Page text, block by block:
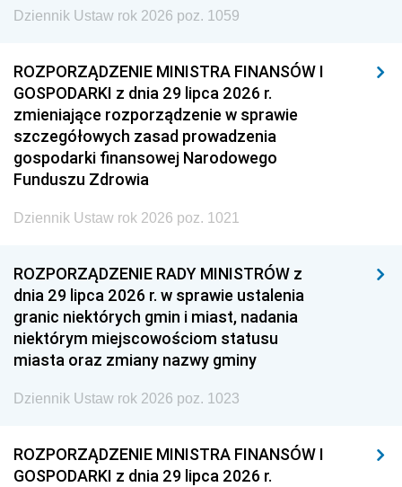
Dziennik Ustaw rok 2026 poz. 1059
ROZPORZĄDZENIE MINISTRA FINANSÓW I
GOSPODARKI z dnia 29 lipca 2026 r.
zmieniające rozporządzenie w sprawie
szczegółowych zasad prowadzenia
gospodarki finansowej Narodowego
Funduszu Zdrowia
Dziennik Ustaw rok 2026 poz. 1021
ROZPORZĄDZENIE RADY MINISTRÓW z
dnia 29 lipca 2026 r. w sprawie ustalenia
granic niektórych gmin i miast, nadania
niektórym miejscowościom statusu
miasta oraz zmiany nazwy gminy
Dziennik Ustaw rok 2026 poz. 1023
ROZPORZĄDZENIE MINISTRA FINANSÓW I
GOSPODARKI z dnia 29 lipca 2026 r.